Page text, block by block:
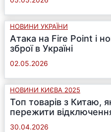
НОВИНИ УКРАЇНИ
Атака на Fire Point і
зброї в Україні
02.05.2026
НОВИНИ КИЄВА 2025
Топ товарів з Китаю,
пережити
30.04.2026